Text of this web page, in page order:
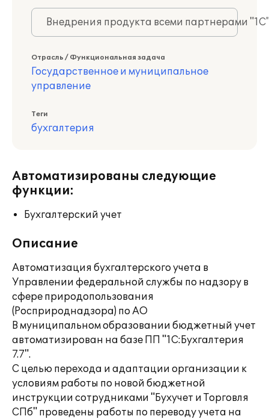
Внедрения продукта всеми партнерами
Отрасль / Функциональная задача
Государственное и муниципальное
управление
Теги
бухгалтерия
Автоматизированы следующие
функции:
Бухгалтерский учет
Описание
Автоматизация бухгалтерского учета в
Управлении федеральной службы по надзору в
сфере природопользования
(Росприроднадзора) по АО
В муниципальном образовании бюджетный учет
автоматизирован на базе ПП "1С:Бухгалтерия
7.7".
С целью перехода и адаптации организации к
условиям работы по новой бюджетной
инструкции сотрудниками "Бухучет и Торговля
СПб" проведены работы по переводу учета на